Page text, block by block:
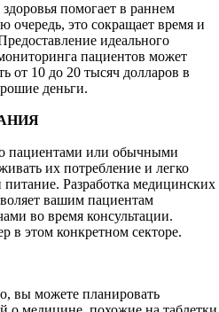
помогает в раннем
это сокращает время и
идеального
пациентов может
от 10 до 20 тысяч долларов в
деньги.
пациентами или обычными
их потребление и легко
Разработка медицинских
вашим пациентам
во время консультации.
этом конкретном секторе.
вы можете планировать